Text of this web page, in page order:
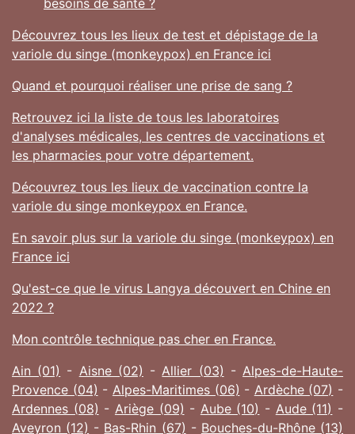
Découvrez tous les lieux de test et dépistage de la
variole du singe (monkeypox) en France ici
Quand et pourquoi réaliser une prise de sang ?
Retrouvez ici la liste de tous les laboratoires
d'analyses médicales, les centres de vaccinations et
les pharmacies pour votre département.
Découvrez tous les lieux de vaccination contre la
variole du singe monkeypox en France.
En savoir plus sur la variole du singe (monkeypox) en
France ici
Qu'est-ce que le virus Langya découvert en Chine en
2022 ?
Mon contrôle technique pas cher en France.
Ain (01) - Aisne (02) - Allier (03) - Alpes-de-Haute-
Provence (04) - Alpes-Maritimes (06) - Ardèche (07) -
Ardennes (08) - Ariège (09) - Aube (10) - Aude (11) -
Aveyron (12) - Bas-Rhin (67) - Bouches-du-Rhône (13)